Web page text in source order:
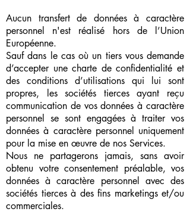
Aucun transfert de données à caractère
personnel n'est réalisé hors de l’Union
Européenne.
Sauf dans le cas où un tiers vous demande
d’accepter une charte de confidentialité et
des conditions d’utilisations qui lui sont
propres, les sociétés tierces ayant reçu
communication de vos données à caractère
personnel se sont engagées à traiter vos
données à caractère personnel uniquement
pour la mise en œuvre de nos Services.
Nous ne partagerons jamais, sans avoir
obtenu votre consentement préalable, vos
données à caractère personnel avec des
sociétés tierces à des fins marketings et/ou
commerciales.